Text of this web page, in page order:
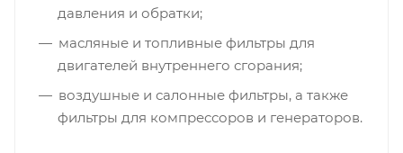
давления и обратки;
масляные и топливные фильтры для
двигателей внутреннего сгорания;
воздушные и салонные фильтры, а также
фильтры для компрессоров и генераторов.